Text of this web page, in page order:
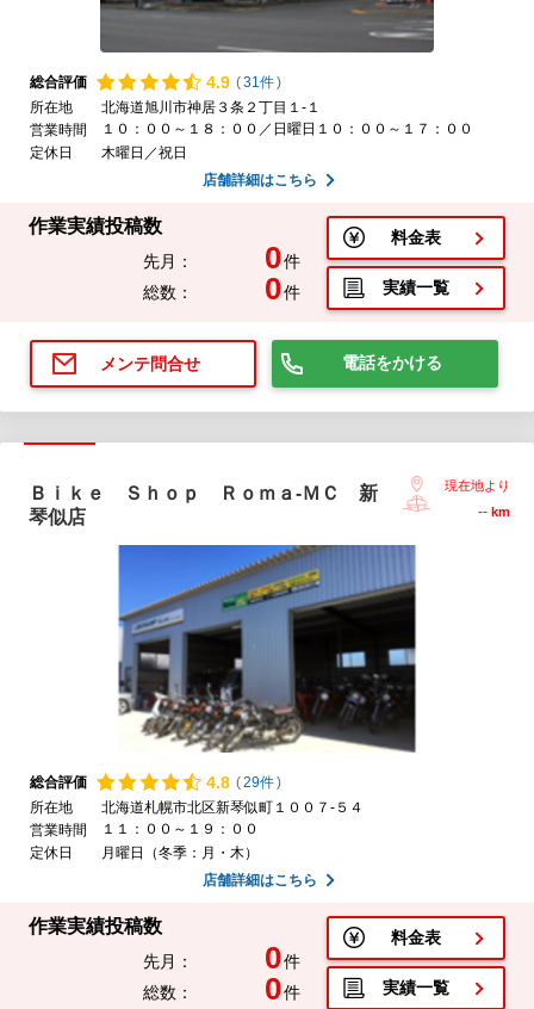
総合評価 4.9 (31件)
所在地
北海道旭川市神居３条２丁目１-１
営業時間
１０：００～１８：００／日曜日１０：００～１７：００
定休日
木曜日／祝日
店舗詳細はこちら
作業実績投稿数
先月： 0件
総数：
0件
料金表
実績一覧
メンテ問合せ 電話をかける
Ｂｉｋｅ Ｓｈｏｐ Ｒｏｍａ-ＭＣ 新
琴似店
現在地より
-- km
総合評価 4.8 (29件)
所在地
北海道札幌市北区新琴似町１００７-５４
営業時間
１１：００～１９：００
定休日
月曜日（冬季：月・木）
店舗詳細はこちら
作業実績投稿数
先月： 0件
総数：
0件
料金表
実績一覧